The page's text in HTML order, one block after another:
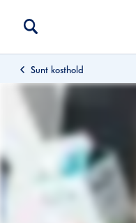
Sunt kosthold